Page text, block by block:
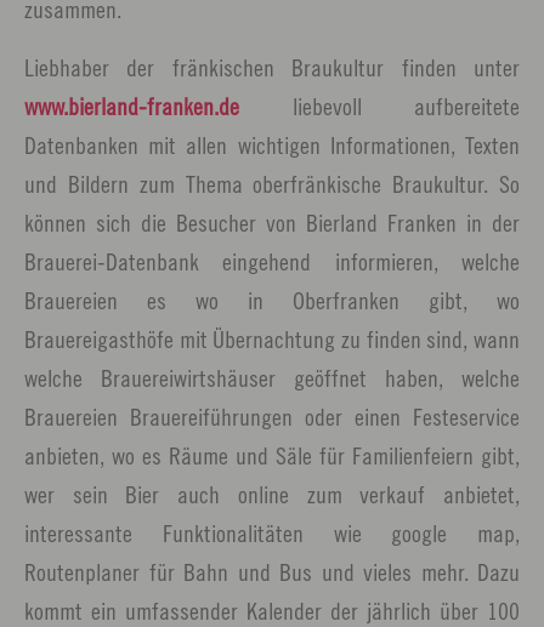
zusammen.
Liebhaber der fränkischen Braukultur finden unter
www.bierland-franken.de liebevoll aufbereitete
Datenbanken mit allen wichtigen Informationen, Texten
und Bildern zum Thema oberfränkische Braukultur. So
können sich die Besucher von Bierland Franken in der
Brauerei-Datenbank eingehend informieren, welche
Brauereien es wo in Oberfranken gibt, wo
Brauereigasthöfe mit Übernachtung zu finden sind, wann
welche Brauereiwirtshäuser geöffnet haben, welche
Brauereien Brauereiführungen oder einen Festeservice
anbieten, wo es Räume und Säle für Familienfeiern gibt,
wer sein Bier auch online zum verkauf anbietet,
interessante Funktionalitäten wie google map,
Routenplaner für Bahn und Bus und vieles mehr. Dazu
kommt ein umfassender Kalender der jährlich über 100